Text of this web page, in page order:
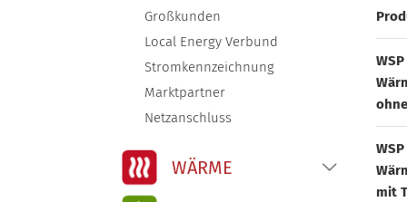
Großkunden
Local Energy Verbund
Stromkennzeichnung
Marktpartner
Netzanschluss
WÄRME
mit